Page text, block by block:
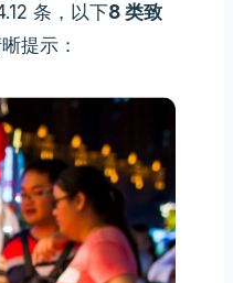
条，以下8 类致
提示：